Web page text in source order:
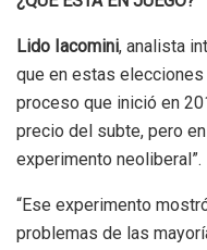
Lido Iacomini, analista
que en estas elecciones
proceso que inició en
precio del subte, pero
experimento neoliberal”.
“Ese experimento
problemas de las